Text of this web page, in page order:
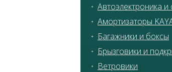
Автоэлектроника и
Амортизаторы
Багажники и боксы
Брызговики и
Ветровики